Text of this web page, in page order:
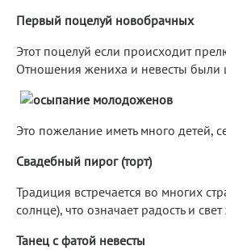
Первый поцелуй новобрачных
Этот поцелуй если происходит
Отношения жениха и невесты были
Это пожелание иметь много детей,
Свадебный пирог (торт)
Традиция встречается во многих
солнце), что означает радость и
Танец с фатой невесты